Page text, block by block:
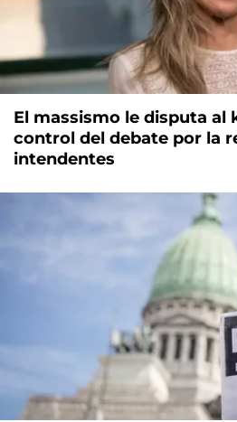
El massismo le disputa al
control del debate por la
intendentes